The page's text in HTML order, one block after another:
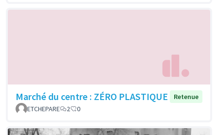
Marché du centre : ZÉRO PLASTIQUE
Retenue
ETCHEPARE
2 0